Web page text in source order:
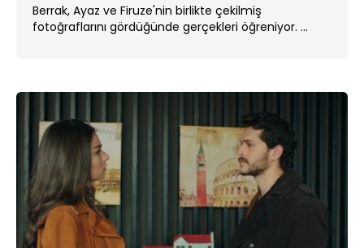
Berrak, Ayaz ve Firuze'nin birlikte çekilmiş
fotoğraflarını gördüğünde gerçekleri öğreniyor. ...